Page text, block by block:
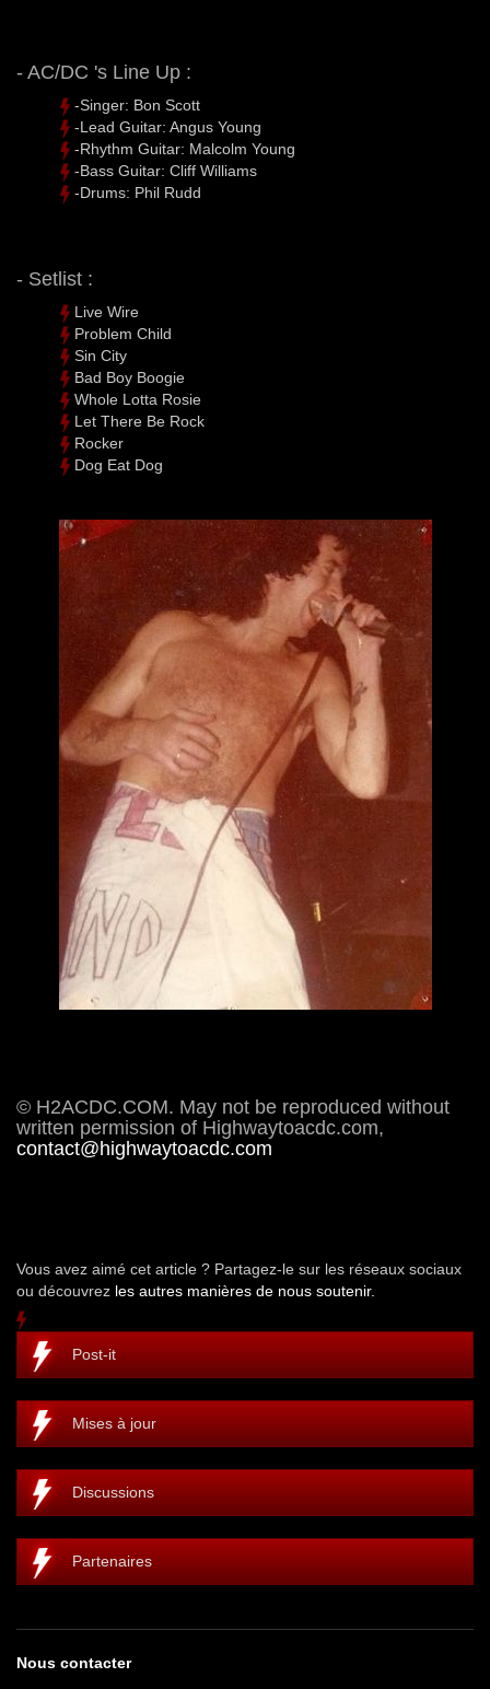
- AC/DC 's Line Up :
-Singer: Bon Scott
-Lead Guitar: Angus Young
-Rhythm Guitar: Malcolm Young
-Bass Guitar: Cliff Williams
-Drums: Phil Rudd
- Setlist :
Live Wire
Problem Child
Sin City
Bad Boy Boogie
Whole Lotta Rosie
Let There Be Rock
Rocker
Dog Eat Dog
© H2ACDC.COM. May not be reproduced without
written permission of Highwaytoacdc.com,
contact@highwaytoacdc.com
Vous avez aimé cet article ? Partagez-le sur les réseaux sociaux
ou découvrez les autres manières de nous soutenir.
Post-it
Mises à jour
Discussions
Partenaires
Nous contacter